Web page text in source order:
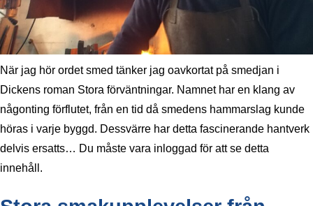
När jag hör ordet smed tänker jag oavkortat på smedjan i
Dickens roman Stora förväntningar. Namnet har en klang av
någonting förflutet, från en tid då smedens hammarslag kunde
höras i varje byggd. Dessvärre har detta fascinerande hantverk
delvis ersatts… Du måste vara inloggad för att se detta
innehåll.